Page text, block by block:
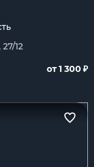
12
от 1 300 ₽